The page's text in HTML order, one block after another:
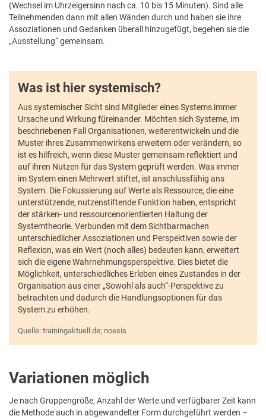
(Wechsel im Uhrzeigersinn nach ca. 10 bis 15 Minuten). Sind alle
Teilnehmenden dann mit allen Wänden durch und haben sie ihre
Assoziationen und Gedanken überall hinzugefügt, begehen sie die
„Ausstellung“ gemeinsam.
Was ist hier systemisch?
Aus systemischer Sicht sind Mitglieder eines Systems immer
Ursache und Wirkung füreinander. Möchten sich Systeme, im
beschriebenen Fall Organisationen, weiterentwickeln und die
Muster ihres Zusammenwirkens erweitern oder verändern, so
ist es hilfreich, wenn diese Muster gemeinsam reflektiert und
auf ihren Nutzen für das System geprüft werden. Was immer
im System einen Mehrwert stiftet, ist anschlussfähig ans
System. Die Fokussierung auf Werte als Ressource, die eine
unterstützende, nutzenstiftende Funktion haben, entspricht
der stärken- und ressourcenorientierten Haltung der
Systemtheorie. Verbunden mit dem Sichtbarmachen
unterschiedlicher Assoziationen und Perspektiven sowie der
Reflexion, was ein Wert (noch alles) bedeuten kann, erweitert
sich die eigene Wahrnehmungsperspektive. Dies bietet die
Möglichkeit, unterschiedliches Erleben eines Zustandes in der
Organisation aus einer „Sowohl als auch“-Perspektive zu
betrachten und dadurch die Handlungsoptionen für das
System zu erhöhen.
Quelle: trainingaktuell.de; noesis
Variationen möglich
Je nach Gruppengröße, Anzahl der Werte und verfügbarer Zeit kann
die Methode auch in abgewandelter Form durchgeführt werden –